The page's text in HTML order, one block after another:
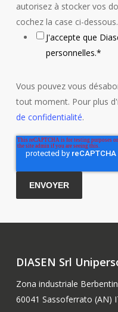
autorisez à stocker vos
cochez la case ci-dessous.
J'accepte que
personnelles.*
Vous pouvez vous
tout moment. Pour plus
de confidentialité.
DIASEN Srl
Zona industriale
60041 Sassoferrato (AN)